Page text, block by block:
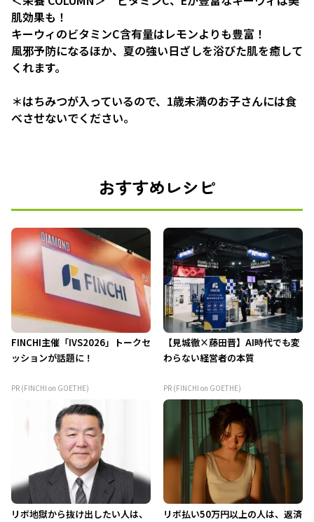
肌効果も！
キーウィのビタミンC含有量はレモンよりも豊富！
風邪予防になるほか、夏の強い日ざしを浴びた肌を癒して
くれます。
＊はちみつが入っているので、1歳未満のお子さんには食
べさせないでください。
おすすめレシピ
FINCHI主催「IVS2026」トークセ
ッションが話題に！
PR (FINCHI on GOETHE)
【見城徹×藤田晋】AI時代でも変
わらない経営者の本質
PR (FINCHI on GOETHE)
リボ地獄から抜け出したい人は、
リボ払い50万円以上の人は、返済